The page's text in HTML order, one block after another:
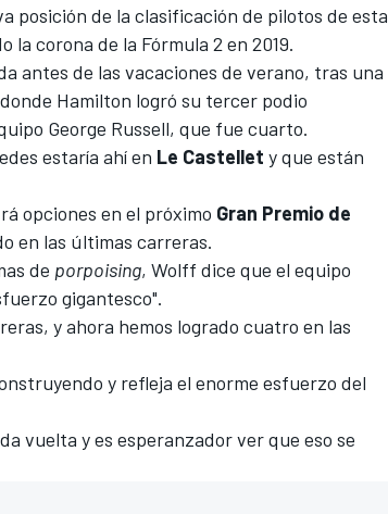
posición de la clasificación de pilotos de esta
la corona de la Fórmula 2 en 2019.
antes de las vacaciones de verano, tras una
Hamilton logró su tercer podio
George Russell, que fue cuarto.
estaría ahíen Le Castellet y que están
opciones en el próximo Gran Premio de
en las últimas carreras.
de porpoising, Wolff dice que el equipo
gigantesco".
y ahora hemos logrado cuatro en las
y refleja el enorme esfuerzo del
vuelta y es esperanzador ver que eso se